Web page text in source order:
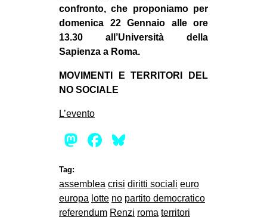
confronto, che proponiamo per
domenica 22 Gennaio alle ore
13.30 all’Università della
Sapienza a Roma.
MOVIMENTI E TERRITORI DEL
NO SOCIALE
L’evento
Mastodon
Facebook
Tag:
assemblea crisi diritti sociali euro
europa lotte no partito democratico
referendum Renzi roma territori